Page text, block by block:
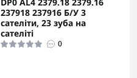
237918 237916 Б/У 3
сателіти, 23 зуба на
сателіті
0